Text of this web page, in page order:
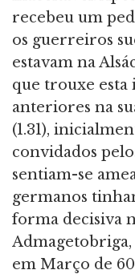
recebeu um
os guerreiros
estavam na
que trouxe esta
anteriores na
(1.31),
convidados
sentiam-se
germanos
forma decisiva
em Março de